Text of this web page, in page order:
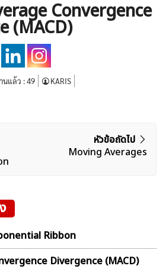
Convergence
(MACD)
นแล้ว :49 KARIS
หัวข้อถัดไป
Moving Averages
Ribbon
Divergence (MACD)